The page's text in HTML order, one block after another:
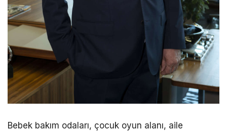
Bebek bakım odaları, çocuk oyun alanı, aile